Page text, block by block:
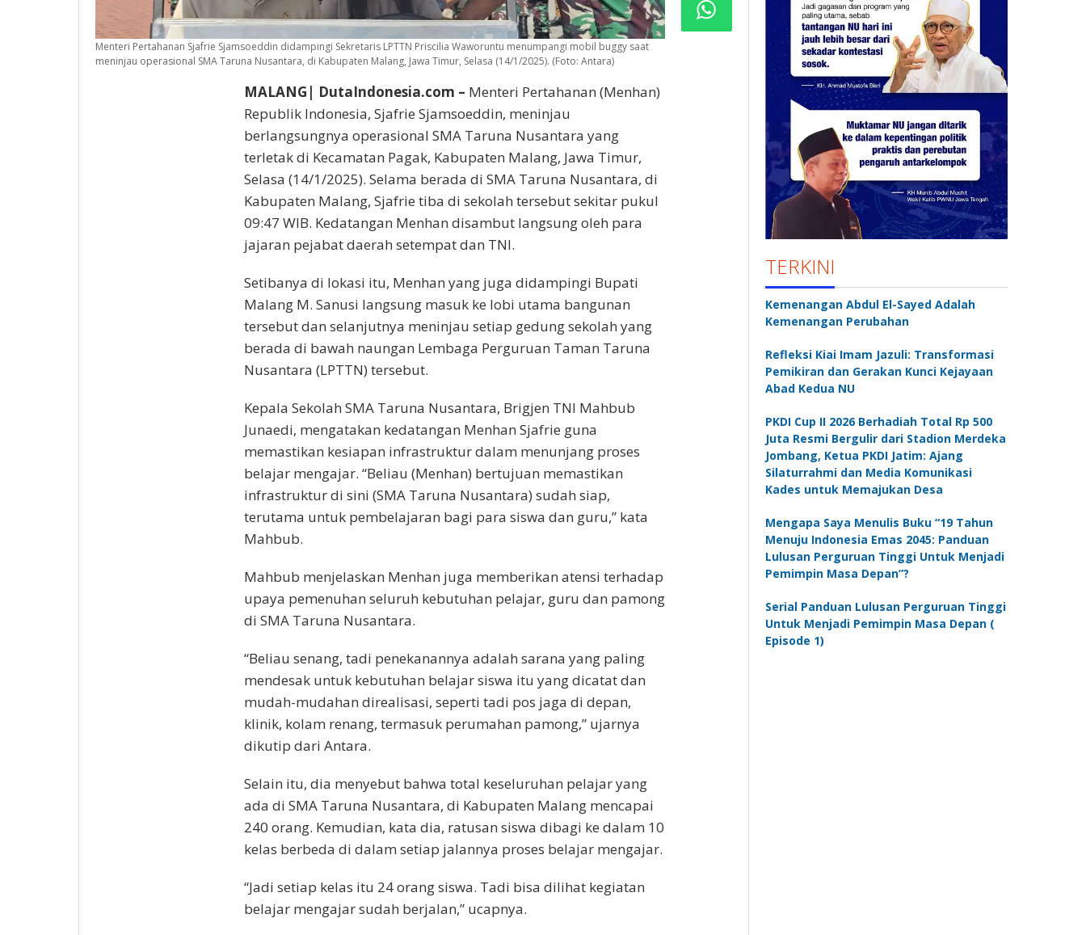
Menteri Pertahanan Sjafrie Sjamsoeddin didampingi Sekretaris LPTTN Priscilia Waworuntu menumpangi mobil buggy saat
meninjau operasional SMA Taruna Nusantara, di Kabupaten Malang, Jawa Timur, Selasa (14/1/2025). (Foto: Antara)
MALANG| DutaIndonesia.com – Menteri Pertahanan (Menhan)
Republik Indonesia, Sjafrie Sjamsoeddin, meninjau
berlangsungnya operasional SMA Taruna Nusantara yang
terletak di Kecamatan Pagak, Kabupaten Malang, Jawa Timur,
Selasa (14/1/2025). Selama berada di SMA Taruna Nusantara, di
Kabupaten Malang, Sjafrie tiba di sekolah tersebut sekitar pukul
09:47 WIB. Kedatangan Menhan disambut langsung oleh para
jajaran pejabat daerah setempat dan TNI.
Setibanya di lokasi itu, Menhan yang juga didampingi Bupati
Malang M. Sanusi langsung masuk ke lobi utama bangunan
tersebut dan selanjutnya meninjau setiap gedung sekolah yang
berada di bawah naungan Lembaga Perguruan Taman Taruna
Nusantara (LPTTN) tersebut.
Kepala Sekolah SMA Taruna Nusantara, Brigjen TNI Mahbub
Junaedi, mengatakan kedatangan Menhan Sjafrie guna
memastikan kesiapan infrastruktur dalam menunjang proses
belajar mengajar. “Beliau (Menhan) bertujuan memastikan
infrastruktur di sini (SMA Taruna Nusantara) sudah siap,
terutama untuk pembelajaran bagi para siswa dan guru,” kata
Mahbub.
Mahbub menjelaskan Menhan juga memberikan atensi terhadap
upaya pemenuhan seluruh kebutuhan pelajar, guru dan pamong
di SMA Taruna Nusantara.
“Beliau senang, tadi penekanannya adalah sarana yang paling
mendesak untuk kebutuhan belajar siswa itu yang dicatat dan
mudah-mudahan direalisasi, seperti tadi pos jaga di depan,
klinik, kolam renang, termasuk perumahan pamong,” ujarnya
dikutip dari Antara.
Selain itu, dia menyebut bahwa total keseluruhan pelajar yang
ada di SMA Taruna Nusantara, di Kabupaten Malang mencapai
240 orang. Kemudian, kata dia, ratusan siswa dibagi ke dalam 10
kelas berbeda di dalam setiap jalannya proses belajar mengajar.
“Jadi setiap kelas itu 24 orang siswa. Tadi bisa dilihat kegiatan
belajar mengajar sudah berjalan,” ucapnya.
TERKINI
Kemenangan Abdul El-Sayed Adalah
Kemenangan Perubahan
Refleksi Kiai Imam Jazuli: Transformasi
Pemikiran dan Gerakan Kunci Kejayaan
Abad Kedua NU
PKDI Cup II 2026 Berhadiah Total Rp 500
Juta Resmi Bergulir dari Stadion Merdeka
Jombang, Ketua PKDI Jatim: Ajang
Silaturrahmi dan Media Komunikasi
Kades untuk Memajukan Desa
Mengapa Saya Menulis Buku “19 Tahun
Menuju Indonesia Emas 2045: Panduan
Lulusan Perguruan Tinggi Untuk Menjadi
Pemimpin Masa Depan”?
Serial Panduan Lulusan Perguruan Tinggi
Untuk Menjadi Pemimpin Masa Depan (
Episode 1)